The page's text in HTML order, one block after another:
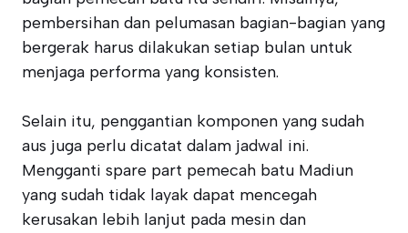
pembersihan dan pelumasan bagian-bagian yang
bergerak harus dilakukan setiap bulan untuk
menjaga performa yang konsisten.
Selain itu, penggantian komponen yang sudah
aus juga perlu dicatat dalam jadwal ini.
Mengganti spare part pemecah batu Madiun
yang sudah tidak layak dapat mencegah
kerusakan lebih lanjut pada mesin dan